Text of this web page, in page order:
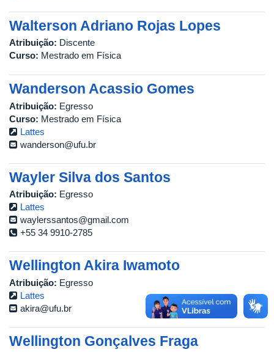
Walterson Adriano Rojas Lopes
Atribuição: Discente
Curso: Mestrado em Física
Wanderson Acassio Gomes
Atribuição: Egresso
Curso: Mestrado em Física
Lattes
wanderson@ufu.br
Wayler Silva dos Santos
Atribuição: Egresso
Lattes
waylerssantos@gmail.com
+55 34 9910-2785
Wellington Akira Iwamoto
Atribuição: Egresso
Lattes
akira@ufu.br
Wellington Gonçalves Fraga